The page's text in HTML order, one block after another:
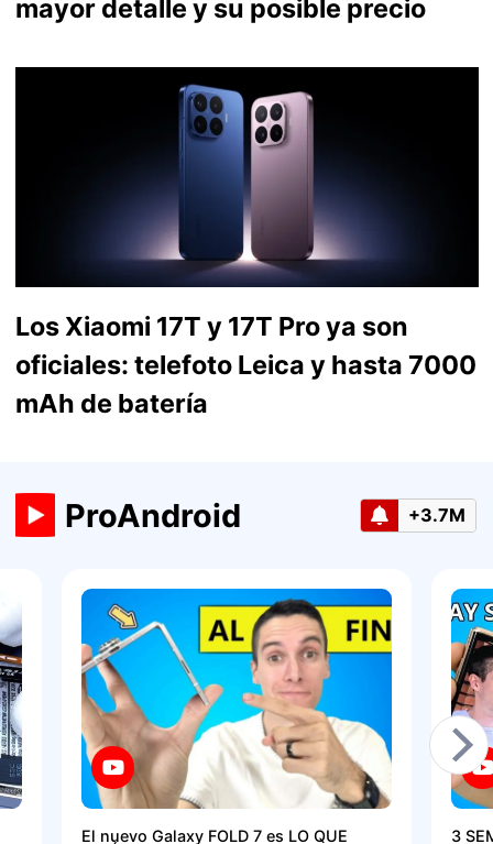
mayor detalle y su posible precio
Los Xiaomi 17T y 17T Pro ya son
oficiales: telefoto Leica y hasta 7000
mAh de batería
ProAndroid +3.7M
El nuevo Galaxy FOLD 7 es LO QUE
3